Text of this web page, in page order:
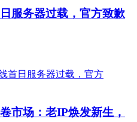
服务器过载，官方致歉
市场：老IP焕发新生，